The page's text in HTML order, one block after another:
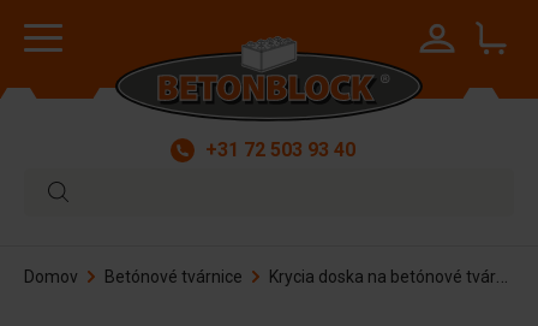
+31 72 503 93 40
Domov Betónové tvárnice Krycia doska na betónové tvárnice